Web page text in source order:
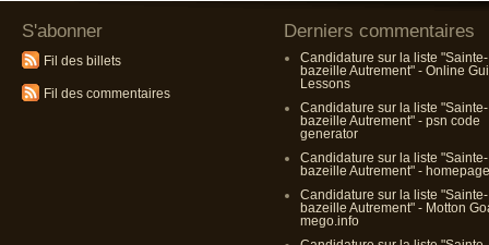
S'abonner
Fil des billets
Fil des commentaires
Derniers commentaires
Candidature sur la liste "Sainte-
bazeille Autrement" - Online
Lessons
Candidature sur la liste "Sainte-
bazeille Autrement" - psn code
generator
Candidature sur la liste "Sainte-
bazeille Autrement" - homepage
Candidature sur la liste "Sainte-
bazeille Autrement" - Motton
mego.info